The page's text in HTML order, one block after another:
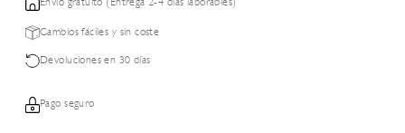
Envío gratuito (Entrega 2-4 días laborables)
Cambios fáciles y sin coste
Devoluciones en 30 días
Pago seguro